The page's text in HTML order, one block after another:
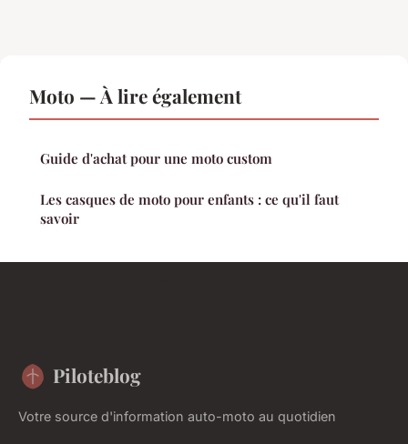
Moto — À lire également
Guide d'achat pour une moto custom
Les casques de moto pour enfants : ce qu'il faut
savoir
Piloteblog
Votre source d'information auto-moto au quotidien